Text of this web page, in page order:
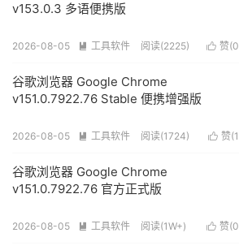
v153.0.3 多语便携版
 赞(0
2026-08-05  工具软件 阅读(2225)
谷歌浏览器 Google Chrome
v151.0.7922.76 Stable 便携增强版
 赞(1
2026-08-05  工具软件 阅读(1724)
谷歌浏览器 Google Chrome
v151.0.7922.76 官方正式版
 赞(0
2026-08-05  工具软件 阅读(1W+)